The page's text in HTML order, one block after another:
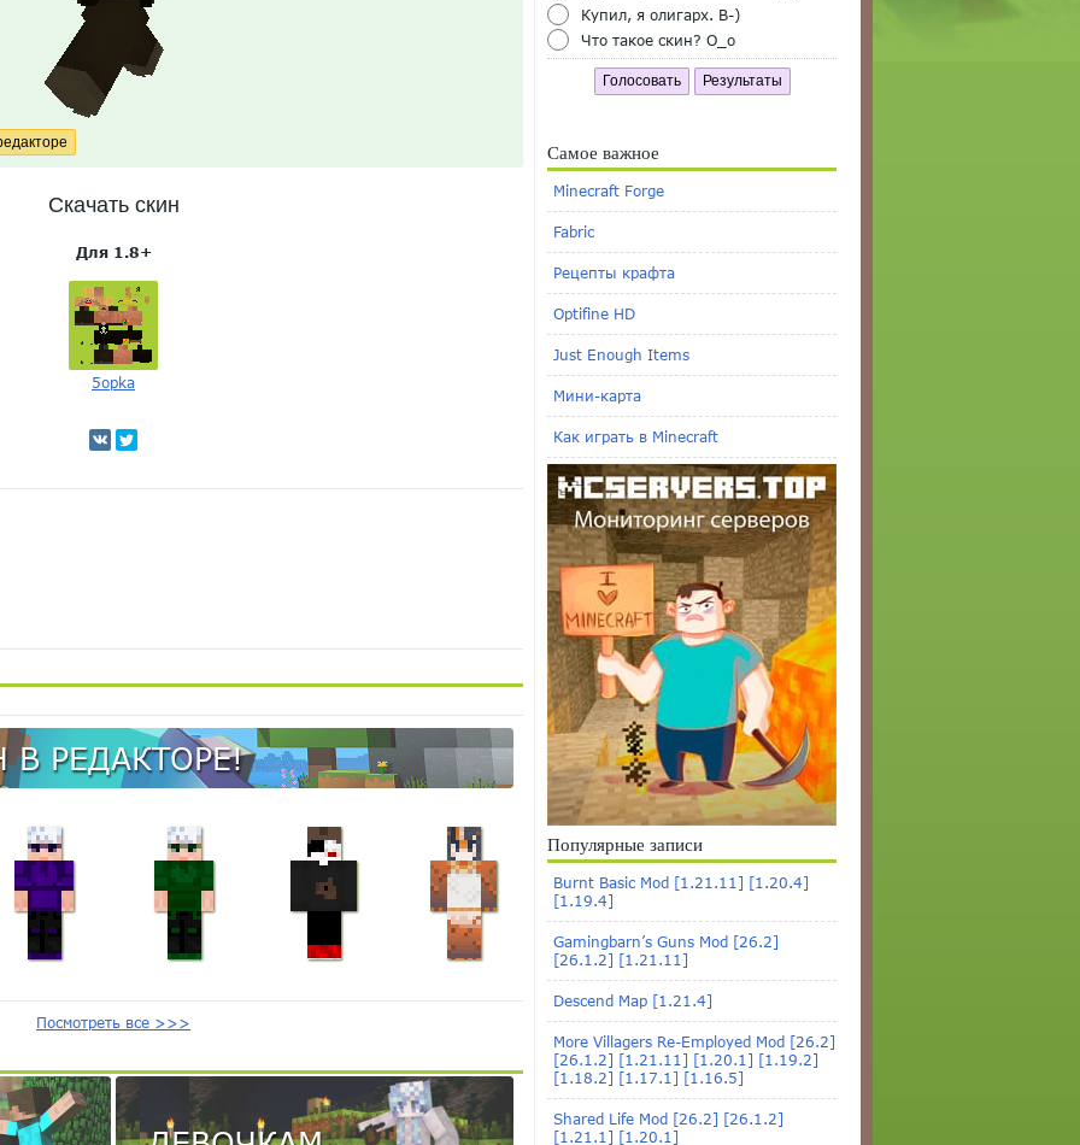
Скачать скин
Для 1.8+
5opka
В РЕДАКТОРЕ!
Посмотреть все >>>
Купил, я олигарх. B-)
Что такое скин? O_o
Голосовать Результаты
Самое важное
Minecraft Forge
Fabric
Рецепты крафта
Optifine HD
Just Enough Items
Мини-карта
Как играть в Minecraft
Популярные записи
Burnt Basic Mod [1.21.11] [1.20.4]
[1.19.4]
Gamingbarn’s Guns Mod [26.2]
[26.1.2] [1.21.11]
Descend Map [1.21.4]
More Villagers Re-Employed Mod [26.2]
[26.1.2] [1.21.11] [1.20.1] [1.19.2]
[1.18.2] [1.17.1] [1.16.5]
Shared Life Mod [26.2] [26.1.2]
[1.21.1] [1.20.1]